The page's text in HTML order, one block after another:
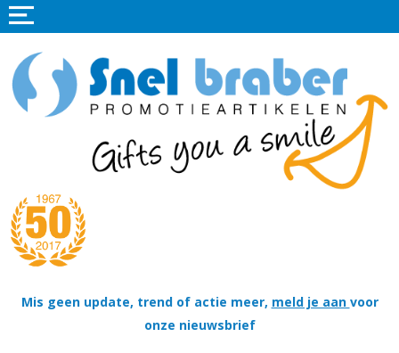
Mis geen update, trend of actie meer, meld je aan voor
onze nieuwsbrief
Home
Promotieartikelen
Tassen
Thema's